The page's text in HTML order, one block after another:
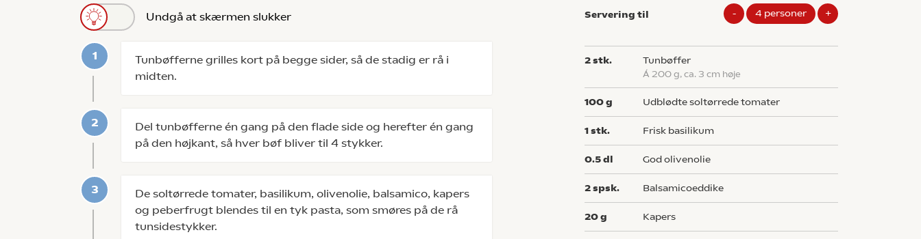
Undgå at skærmen slukker
Tunbøfferne grilles kort på begge sider, så de stadig er rå i
midten.
Del tunbøfferne én gang på den flade side og herefter én gang
på den højkant, så hver bøf bliver til 4 stykker.
De soltørrede tomater, basilikum, olivenolie, balsamico, kapers
og peberfrugt blendes til en tyk pasta, som smøres på de rå
tunsidestykker.
Servering til - 4 personer +
2stk. tunbøffer
á 200 g, ca. 3 cm høje
100g udblødte soltørrede tomater
1stk. frisk basilikum
0.5dl god olivenolie
2spsk. balsamicoeddike
20g kapers